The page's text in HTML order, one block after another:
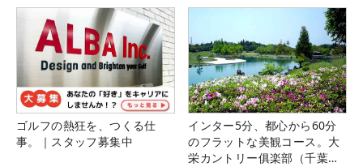
ゴルフの熱狂を、つくる仕
事。｜スタッフ募集中
インター5分、都心から60分
のフラットな美観コース。大
栄カントリー俱楽部（千葉